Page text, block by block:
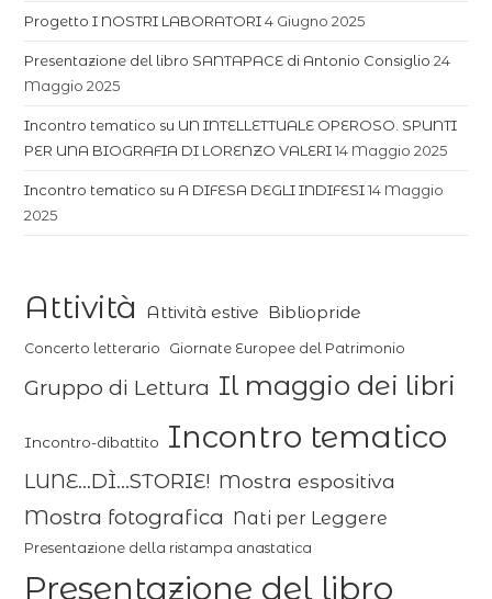
Progetto I NOSTRI LABORATORI 4 Giugno 2025
Presentazione del libro SANTAPACE di Antonio Consiglio 24
Maggio 2025
Incontro tematico su UN INTELLETTUALE OPEROSO. SPUNTI
PER UNA BIOGRAFIA DI LORENZO VALERI 14 Maggio 2025
Incontro tematico su A DIFESA DEGLI INDIFESI 14 Maggio
2025
Attività Attività estive Bibliopride
Concerto letterario Giornate Europee del Patrimonio
Gruppo di Lettura Il maggio dei libri
Incontro-dibattito Incontro tematico
LUNE...DÌ...STORIE! Mostra espositiva
Mostra fotografica Nati per Leggere
Presentazione della ristampa anastatica
Presentazione del libro